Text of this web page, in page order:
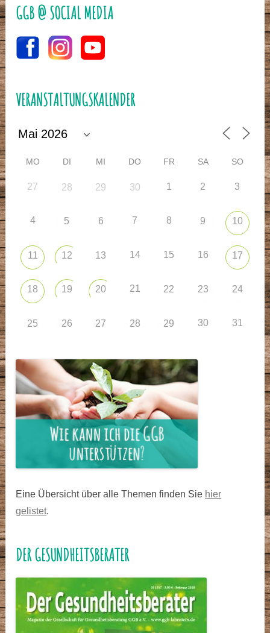
GGB @ SOCIAL MEDIA
VERANSTALTUNGSKALENDER
MO DI MI DO FR SA SO
27 28 29 30 1 2 3
4 5 6 7 8 9 10
11 12 13 14 15 16 17
18 19 20 21 22 23 24
25 26 27 28 29 30 31
Eine Übersicht über alle Themen finden Sie hier
gelistet.
DER GESUNDHEITSBERATER